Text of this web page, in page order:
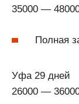
35000 —
Полная
Уфа 29 дней
26000 —